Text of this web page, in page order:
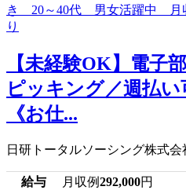
【未経験OK】電子
ピッキング／週払い
《お仕...
日研トータルソーシング株式会
給与 月収例292,000円